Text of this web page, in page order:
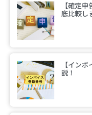
【確定
底比較し
【イン
説！